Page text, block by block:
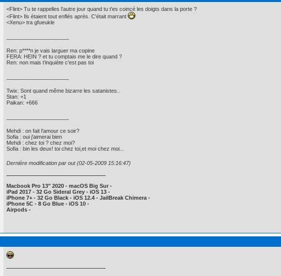
<Flint> Tu te rappelles l'autre jour quand tu t'es coincé les doigts dans la porte ?
<Flint> Ils étaient tout enflés après. C'était marrant
<Xenu> tra gfueukle
Ren: p****n je vais larguer ma copine
FERA: HEIN ? et tu comptais me le dire quand ?
Ren: non mais t'inquiète c'est pas toi
Twix: Sont quand même bizarre les satanistes..
Stan: +1
Paikan: +666
Mehdi : on fait l'amour ce soir?
Sofia : oui j'aimerai bien
Mehdi : chez toi ? chez moi?
Sofia : bin les deux! toi chez toi,et moi chez moi...
Dernière modification par out (02-05-2009 15:16:47)
Macbook Pro 13" 2020 - macOS Big Sur -
iPad 2017 - 32 Go Sideral Grey - iOS 13 -
iPhone 7+ - 32 Go Black - iOS 12.4 - JailBreak Chimera -
iPhone 5C - 8 Go Blue - iOS 10 -
Airpods -